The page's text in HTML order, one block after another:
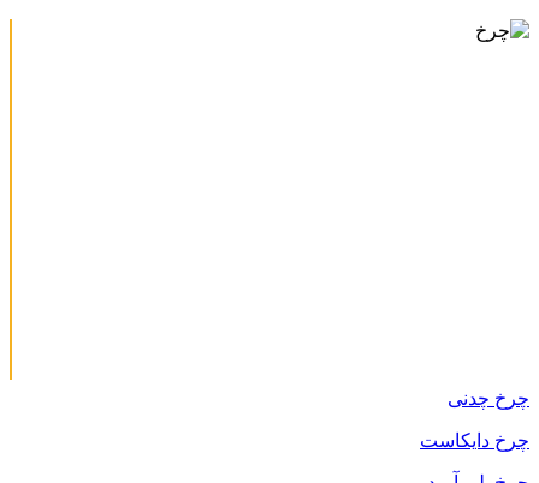
چرخ چدنی
چرخ دایکاست